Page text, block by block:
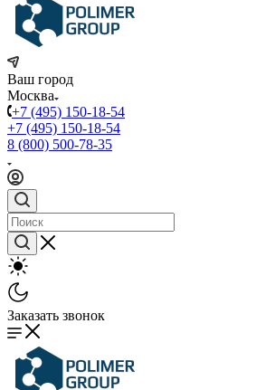
Ваш город
Москва
+7 (495) 150-18-54
+7 (495) 150-18-54
8 (800) 500-78-35
Заказать звонок